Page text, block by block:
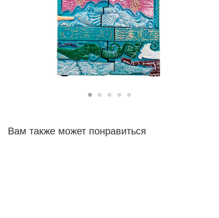
Вам также может понравиться